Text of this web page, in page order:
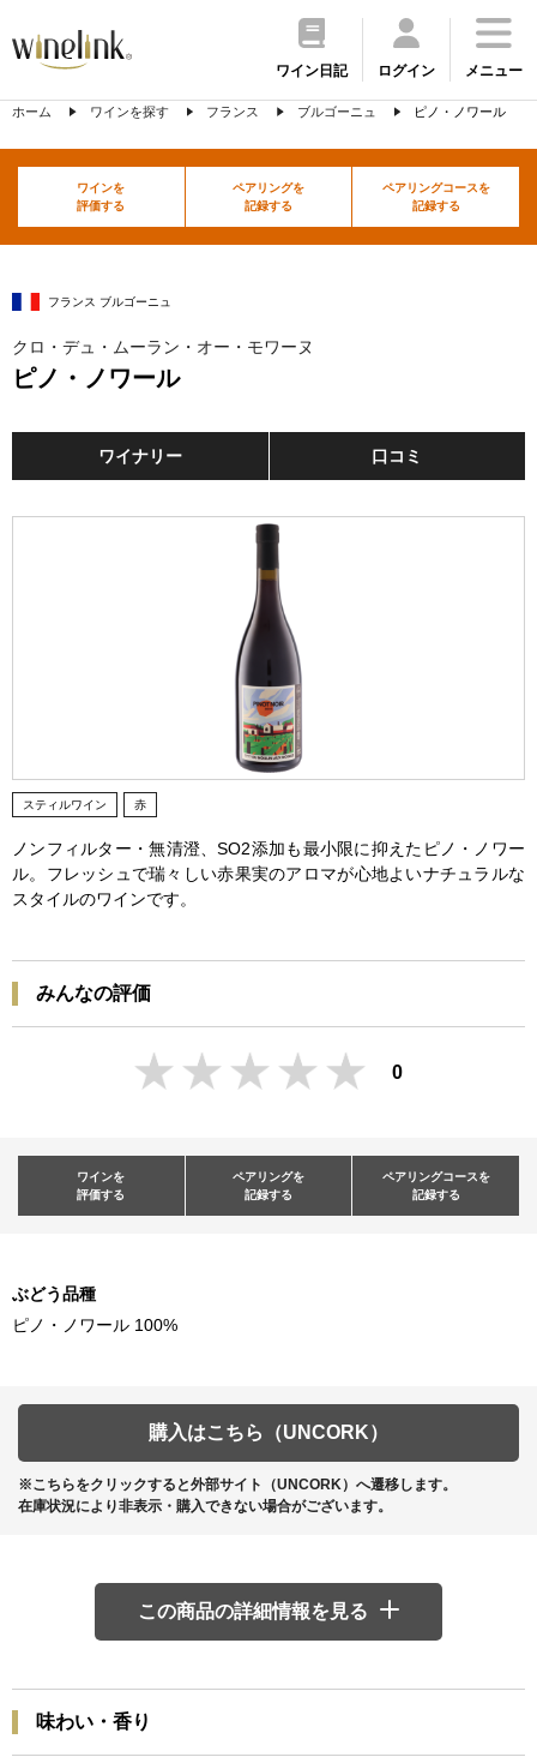
ワイン日記 ログイン メニュー
ホーム ワインを探す フランス ブルゴーニュ ピノ・ノワール
ワインを
評価する
ペアリングを
記録する
ペアリングコースを
記録する
フランス ブルゴーニュ
クロ・デュ・ムーラン・オー・モワーヌ
ピノ・ノワール
ワイナリー 口コミ
スティルワイン 赤
ノンフィルター・無清澄、SO2添加も最小限に抑えたピノ・ノワー
ル。フレッシュで瑞々しい赤果実のアロマが心地よいナチュラルな
スタイルのワインです。
みんなの評価
0
ワインを
評価する
ペアリングを
記録する
ペアリングコースを
記録する
ぶどう品種
ピノ・ノワール 100%
購入はこちら（UNCORK）
※こちらをクリックすると外部サイト（UNCORK）へ遷移します。
在庫状況により非表示・購入できない場合がございます。
この商品の詳細情報を見る
味わい・香り